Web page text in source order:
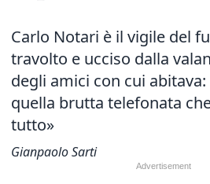
Carlo Notari è il vigile del
travolto e ucciso dalla
degli amici con cui
quella brutta telefonata
tutto»
Gianpaolo Sarti